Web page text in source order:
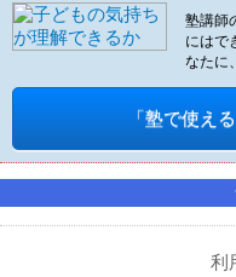
塾講師
にはで
なたに
「塾で使え
利